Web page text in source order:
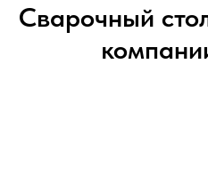
Сварочный